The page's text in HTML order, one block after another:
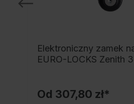
Elektroniczny zamek
EURO-LOCKS Zenith
Od 307,80 zł*